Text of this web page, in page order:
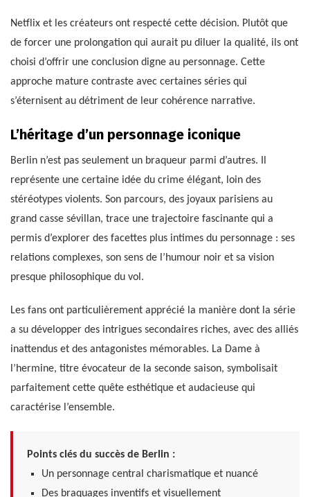
Netflix et les créateurs ont respecté cette décision. Plutôt que
de forcer une prolongation qui aurait pu diluer la qualité, ils ont
choisi d’offrir une conclusion digne au personnage. Cette
approche mature contraste avec certaines séries qui
s’éternisent au détriment de leur cohérence narrative.
L’héritage d’un personnage iconique
Berlin n’est pas seulement un braqueur parmi d’autres. Il
représente une certaine idée du crime élégant, loin des
stéréotypes violents. Son parcours, des joyaux parisiens au
grand casse sévillan, trace une trajectoire fascinante qui a
permis d’explorer des facettes plus intimes du personnage : ses
relations complexes, son sens de l’humour noir et sa vision
presque philosophique du vol.
Les fans ont particulièrement apprécié la manière dont la série
a su développer des intrigues secondaires riches, avec des alliés
inattendus et des antagonistes mémorables. La Dame à
l’hermine, titre évocateur de la seconde saison, symbolisait
parfaitement cette quête esthétique et audacieuse qui
caractérise l’ensemble.
Points clés du succès de Berlin :
Un personnage central charismatique et nuancé
Des braquages inventifs et visuellement